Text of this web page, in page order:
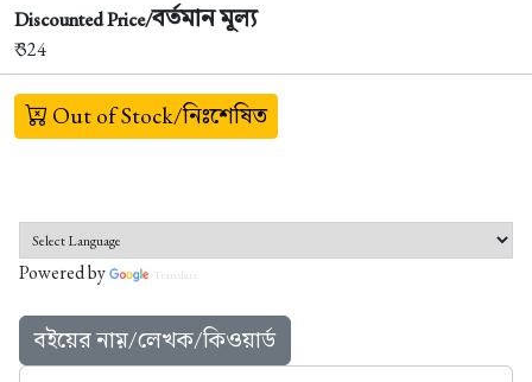
Discounted Price/বর্তমান মূল্য
₹ 324
Out of Stock/নিঃশেষিত
Powered by Translate
বইয়ের নাম়/লেখক/কিওয়ার্ড